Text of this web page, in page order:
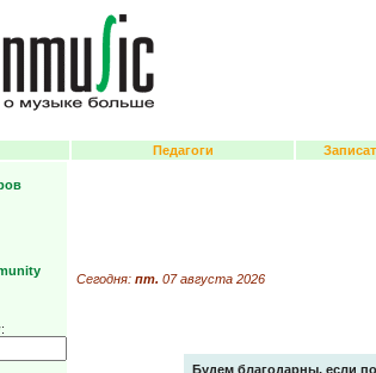
Педагоги
Сегодня:пт. 07 августа 2026
Будем благодарны, если